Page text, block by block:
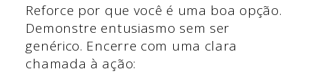
Reforce por que você é uma boa opção.
Demonstre entusiasmo sem ser
genérico. Encerre com uma clara
chamada à ação: